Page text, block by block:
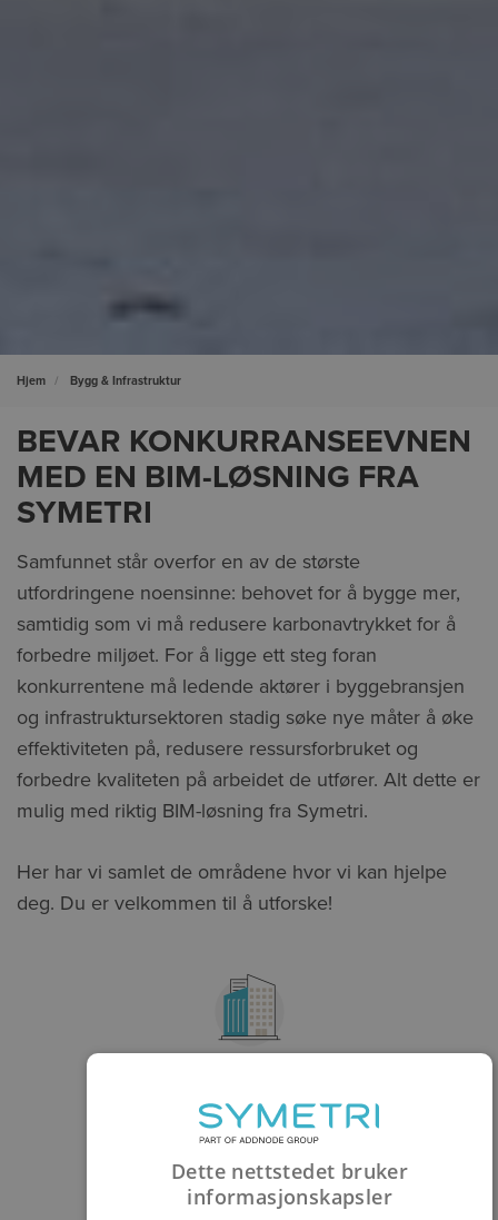
Hjem Bygg & Infrastruktur
BEVAR KONKURRANSEEVNEN
MED EN BIM-LØSNING FRA
SYMETRI
Samfunnet står overfor en av de største
utfordringene noensinne: behovet for å bygge mer,
samtidig som vi må redusere karbonavtrykket for å
forbedre miljøet. For å ligge ett steg foran
konkurrentene må ledende aktører i byggebransjen
og infrastruktursektoren stadig søke nye måter å øke
effektiviteten på, redusere ressursforbruket og
forbedre kvaliteten på arbeidet de utfører. Alt dette er
mulig med riktig BIM-løsning fra Symetri.
Her har vi samlet de områdene hvor vi kan hjelpe
deg. Du er velkommen til å utforske!
UTFORSK
Dette nettstedet bruker
informasjonskapsler